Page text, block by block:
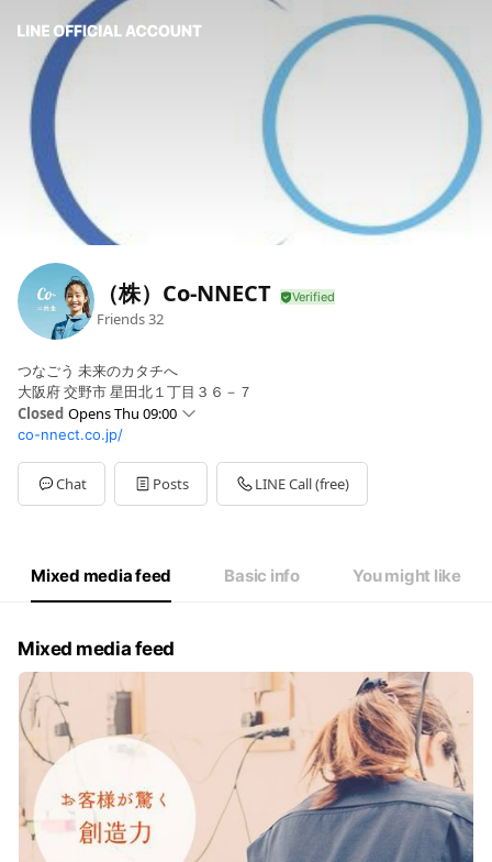
（株）Co-NNECT
Friends32
つなごう 未来のカタチへ
大阪府 交野市 星田北１丁目３６－７
Closed Opens Thu 09:00
SunClosed
Mon09:00 - 17:00
Tue09:00 - 17:00
Wed09:00 - 17:00
Closed
土日祝休業
co-nnect.co.jp/
Chat Posts LINE Call (free)
Mixed media feed Basic info You might like
Mixed media feed